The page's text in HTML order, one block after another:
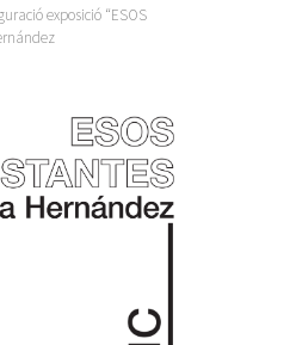
exposició “ESOS